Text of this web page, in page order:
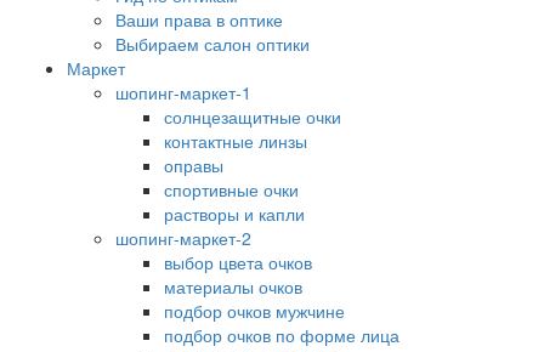
Ваши права в оптике
Выбираем салон оптики
Маркет
шопинг-маркет-1
солнцезащитные очки
контактные линзы
оправы
спортивные очки
растворы и капли
шопинг-маркет-2
выбор цвета очков
материалы очков
подбор очков мужчине
подбор очков по форме лица